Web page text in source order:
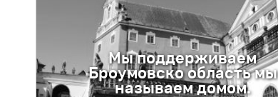
Мы поддерживаем
Броумовско область мы
называем домом.